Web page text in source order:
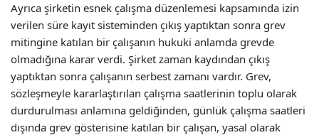
Ayrıca şirketin esnek çalışma düzenlemesi kapsamında izin
verilen süre kayıt sisteminden çıkış yaptıktan sonra grev
mitingine katılan bir çalışanın hukuki anlamda grevde
olmadığına karar verdi. Şirket zaman kaydından çıkış
yaptıktan sonra çalışanın serbest zamanı vardır. Grev,
sözleşmeyle kararlaştırılan çalışma saatlerinin toplu olarak
durdurulması anlamına geldiğinden, günlük çalışma saatleri
dışında grev gösterisine katılan bir çalışan, yasal olarak